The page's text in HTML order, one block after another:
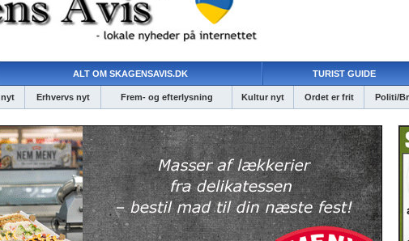
ALT OM SKAGENSAVIS.DK TURIST GUIDE
nyt Erhvervs nyt Frem- og efterlysning Kultur nyt Ordet er frit Politi/